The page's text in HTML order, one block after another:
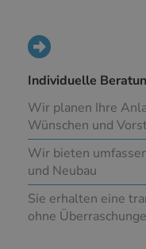
Individuelle
Wir planen Ihre
Wünschen und
Wir bieten
und Neubau
Sie erhalten eine
ohne